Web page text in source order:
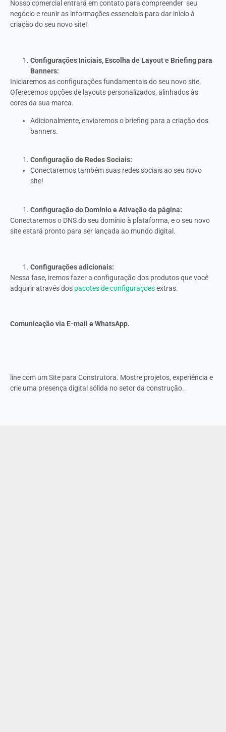
Nosso comercial entrará em contato para compreender seu
negócio e reunir as informações essenciais para dar início à
criação do seu novo site!
Configurações Iniciais, Escolha de Layout e Briefing para
Banners:
Iniciaremos as configurações fundamentais do seu novo site.
Oferecemos opções de layouts personalizados, alinhados às
cores da sua marca.
Adicionalmente, enviaremos o briefing para a criação dos
banners.
Configuração de Redes Sociais:
Conectaremos também suas redes sociais ao seu novo
site!
Configuração do Domínio e Ativação da página:
Conectaremos o DNS do seu domínio à plataforma, e o seu novo
site estará pronto para ser lançada ao mundo digital.
Configurações adicionais:
Nessa fase, iremos fazer a configuração dos produtos que você
adquirir através dos pacotes de configuraçoesextras.
Comunicação via E-mail e WhatsApp.
line com um Site para Construtora. Mostre projetos, experiência e
crie uma presença digital sólida no setor da construção.